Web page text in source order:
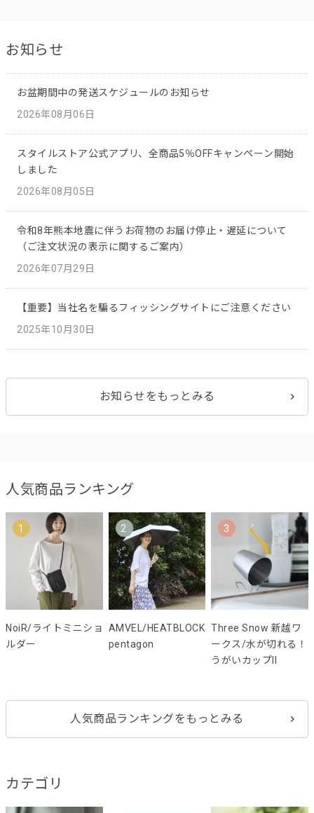
お知らせ
お盆期間中の発送スケジュールのお知らせ
2026年08月06日
スタイルストア公式アプリ、全商品5％OFFキャンペーン開始
しました
2026年08月05日
令和8年熊本地震に伴うお荷物のお届け停止・遅延について
（ご注文状況の表示に関するご案内）
2026年07月29日
【重要】当社名を騙るフィッシングサイトにご注意ください
2025年10月30日
お知らせをもっとみる
人気商品ランキング
1
NoiR/ライトミニショ
ルダー
2
AMVEL/HEATBLOCK
pentagon
3
Three Snow 新越ワ
ークス/水が切れる！
うがいカップII
人気商品ランキングをもっとみる
カテゴリ